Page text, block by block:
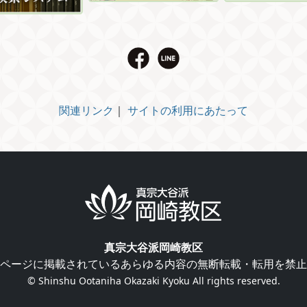
関連リンク ｜ サイトの利用にあたって
真宗大谷派岡崎教区
ージに掲載されているあらゆる内容の無断転載・転用を禁
© Shinshu Ootaniha Okazaki Kyoku All rights reserved.